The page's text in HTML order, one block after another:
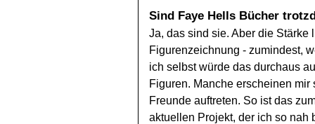
Sind Faye Hells Bücher
Ja, das sind sie. Aber die Stärke
Figurenzeichnung - zumindest,
ich selbst würde das durchaus
Figuren. Manche erscheinen
Freunde auftreten. So ist das
aktuellen Projekt, der ich so nah